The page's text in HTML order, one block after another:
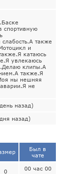
спортивную
также
и
катаюсь
увлекаюсь
клипы.А
также.Я
ны нешняя
не
назад)
назад)
Был в
чате
0
00 час 00